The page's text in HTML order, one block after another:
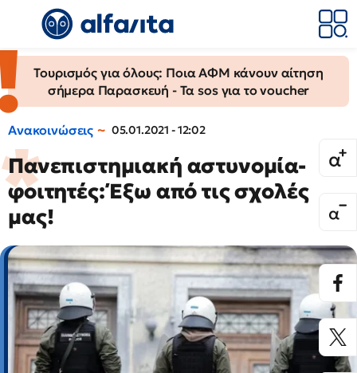
Τουρισμός για όλους: Ποια ΑΦΜ κάνουν αίτηση
σήμερα Παρασκευή - Τα sos για το voucher
Ανακοινώσεις 05.01.2021 - 12:02
Πανεπιστημιακή αστυνομία-
φοιτητές: Έξω από τις σχολές
μας!